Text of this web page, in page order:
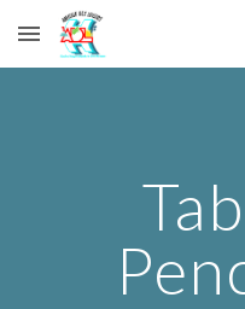
Skip to main content